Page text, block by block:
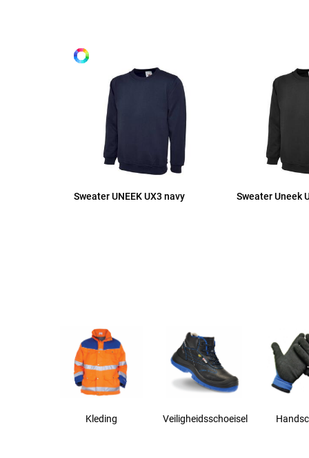
2XL
Sweater UNEEK UX3 navy Sweater Uneek
Kleding Veiligheidsschoeisel